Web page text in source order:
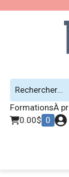
FormationsÀ
0.00$ 0